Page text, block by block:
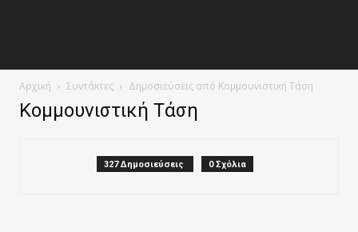
Αρχική Συντάκτες Δημοσιεύσεις από Κομμουνιστική Τάση
Κομμουνιστική Τάση
327 Δημοσιεύσεις 0 Σχόλια